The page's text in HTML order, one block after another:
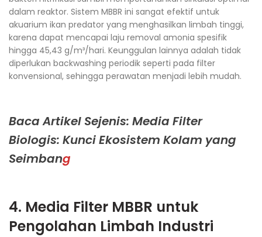
dalam reaktor. Sistem MBBR ini sangat efektif untuk
akuarium ikan predator yang menghasilkan limbah tinggi,
karena dapat mencapai laju removal amonia spesifik
hingga 45,43 g/m³/hari. Keunggulan lainnya adalah tidak
diperlukan backwashing periodik seperti pada filter
konvensional, sehingga perawatan menjadi lebih mudah.​
Baca Artikel Sejenis: Media Filter
Biologis: Kunci Ekosistem Kolam yang
Seimbang
4. Media Filter MBBR untuk
Pengolahan Limbah Industri